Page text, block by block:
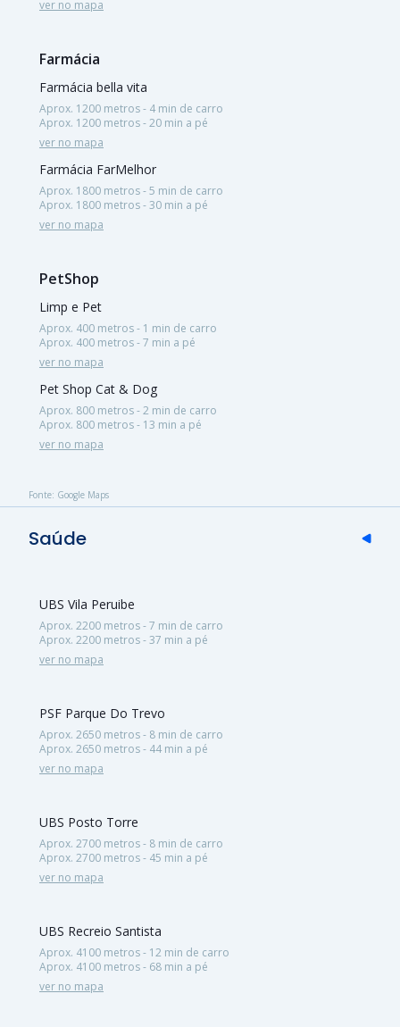
ver no mapa
Farmácia
Farmácia bella vita
Aprox. 1200 metros - 4 min de carro
Aprox. 1200 metros - 20 min a pé
ver no mapa
Farmácia FarMelhor
Aprox. 1800 metros - 5 min de carro
Aprox. 1800 metros - 30 min a pé
ver no mapa
PetShop
Limp e Pet
Aprox. 400 metros - 1 min de carro
Aprox. 400 metros - 7 min a pé
ver no mapa
Pet Shop Cat & Dog
Aprox. 800 metros - 2 min de carro
Aprox. 800 metros - 13 min a pé
ver no mapa
Fonte: Google Maps
Saúde
UBS Vila Peruibe
Aprox. 2200 metros - 7 min de carro
Aprox. 2200 metros - 37 min a pé
ver no mapa
PSF Parque Do Trevo
Aprox. 2650 metros - 8 min de carro
Aprox. 2650 metros - 44 min a pé
ver no mapa
UBS Posto Torre
Aprox. 2700 metros - 8 min de carro
Aprox. 2700 metros - 45 min a pé
ver no mapa
UBS Recreio Santista
Aprox. 4100 metros - 12 min de carro
Aprox. 4100 metros - 68 min a pé
ver no mapa